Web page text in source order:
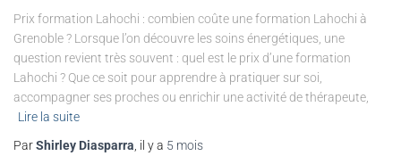
Prix formation Lahochi : combien coûte une formation Lahochi à
Grenoble ? Lorsque l’on découvre les soins énergétiques, une
question revient très souvent : quel est le prix d’une formation
Lahochi ? Que ce soit pour apprendre à pratiquer sur soi,
accompagner ses proches ou enrichir une activité de thérapeute,
Lire la suite
ParShirley Diasparra , il y a 5 mois